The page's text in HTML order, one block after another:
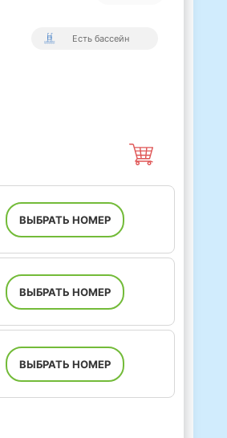
Есть бассейн
ВЫБРАТЬ НОМЕР
ВЫБРАТЬ НОМЕР
ВЫБРАТЬ НОМЕР